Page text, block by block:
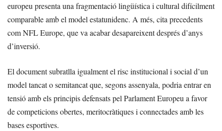
europeu presenta una fragmentació lingüística i cultural difícilment
comparable amb el model estatunidenc. A més, cita precedents
com NFL Europe, que va acabar desapareixent després d’anys
d’inversió.
El document subratlla igualment el risc institucional i social d’un
model tancat o semitancat que, segons assenyala, podria entrar en
tensió amb els principis defensats pel Parlament Europeu a favor
de competicions obertes, meritocràtiques i connectades amb les
bases esportives.